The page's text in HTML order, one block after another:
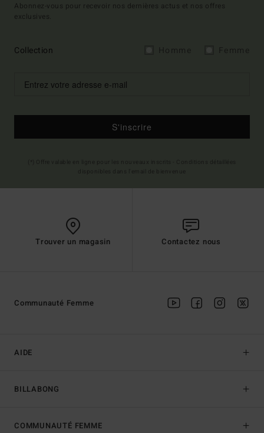
Abonnez-vous pour recevoir nos dernières actus et nos offres
exclusives.
Collection
S'inscrire
Trouver un magasin Contactez nous
AIDE
BILLABONG
Communauté Femme
COMMUNAUTÉ FEMME